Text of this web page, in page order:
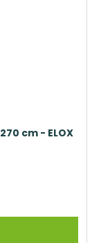
cm - ELOX